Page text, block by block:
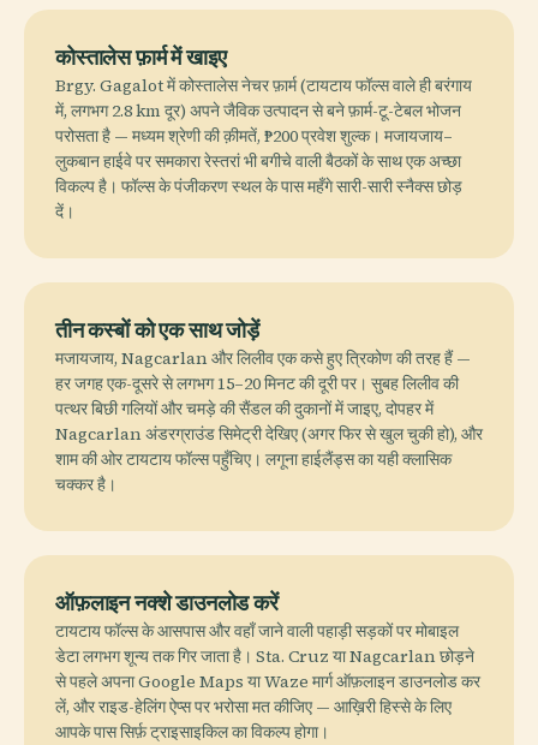
कोस्तालेस फ़ार्म में खाइए
Brgy. Gagalot में कोस्तालेस नेचर फ़ार्म (टायटाय फॉल्स वाले ही बरंगाय
में, लगभग 2.8 km दूर) अपने जैविक उत्पादन से बने फ़ार्म-टू-टेबल भोजन
परोसता है — मध्यम श्रेणी की क़ीमतें, ₱200 प्रवेश शुल्क। मजायजाय–
लुकबान हाईवे पर समकारा रेस्तरां भी बगीचे वाली बैठकों के साथ एक अच्छा
विकल्प है। फॉल्स के पंजीकरण स्थल के पास महँगे सारी-सारी स्नैक्स छोड़
दें।
तीन कस्बों को एक साथ जोड़ें
मजायजाय, Nagcarlan और लिलीव एक कसे हुए त्रिकोण की तरह हैं —
हर जगह एक-दूसरे से लगभग 15–20 मिनट की दूरी पर। सुबह लिलीव की
पत्थर बिछी गलियों और चमड़े की सैंडल की दुकानों में जाइए, दोपहर में
Nagcarlan अंडरग्राउंड सिमेट्री देखिए (अगर फिर से खुल चुकी हो), और
शाम की ओर टायटाय फॉल्स पहुँचिए। लगूना हाईलैंड्स का यही क्लासिक
चक्कर है।
ऑफ़लाइन नक्शे डाउनलोड करें
टायटाय फॉल्स के आसपास और वहाँ जाने वाली पहाड़ी सड़कों पर मोबाइल
डेटा लगभग शून्य तक गिर जाता है। Sta. Cruz या Nagcarlan छोड़ने
से पहले अपना Google Maps या Waze मार्ग ऑफ़लाइन डाउनलोड कर
लें, और राइड-हेलिंग ऐप्स पर भरोसा मत कीजिए — आख़िरी हिस्से के लिए
आपके पास सिर्फ़ ट्राइसाइकिल का विकल्प होगा।